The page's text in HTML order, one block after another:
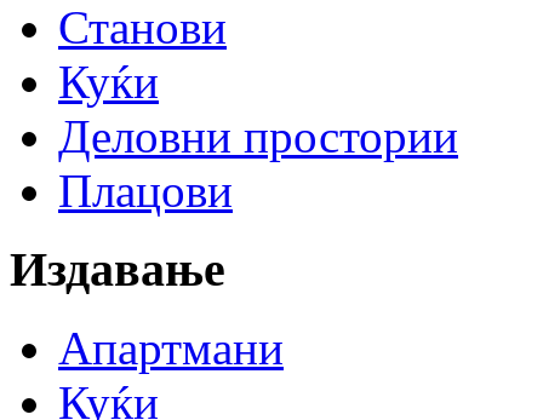
Станови
Куќи
Деловни простории
Плацови
Издавање
Апартмани
Куќи